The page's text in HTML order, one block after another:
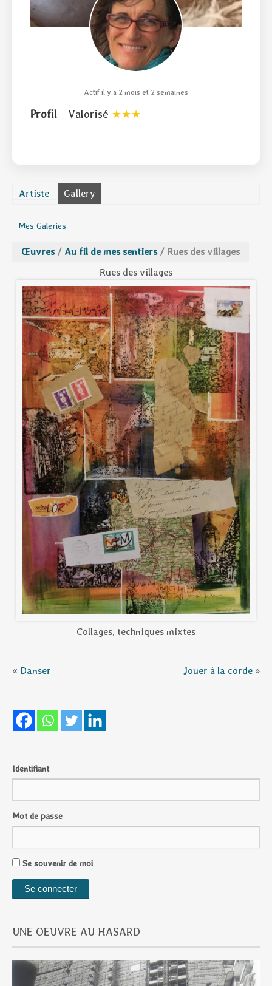
Actif il y a 2 mois et 2 semaines
Profil Valorisé
Artiste Gallery
Mes Galeries
Œuvres / Au fil de mes sentiers / Rues des villages
Rues des villages
Collages, techniques mixtes
« Danser Jouer à la corde »
Identifiant
Mot de passe
Se souvenir de moi
UNE OEUVRE AU HASARD